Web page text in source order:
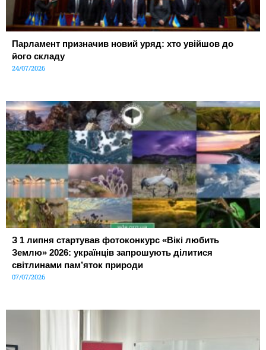
Парламент призначив новий уряд: хто увійшов до
його складу
24/07/2026
З 1 липня стартував фотоконкурс «Вікі любить
Землю» 2026: українців запрошують ділитися
світлинами пам’яток природи
07/07/2026